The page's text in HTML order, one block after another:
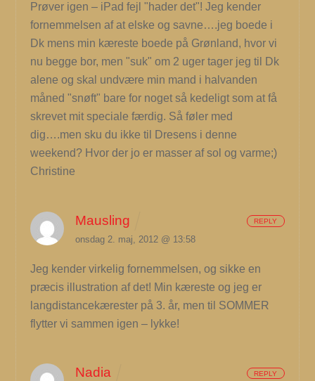
Prøver igen – iPad fejl "hader det"! Jeg kender
fornemmelsen af at elske og savne….jeg boede i
Dk mens min kæreste boede på Grønland, hvor vi
nu begge bor, men "suk" om 2 uger tager jeg til Dk
alene og skal undvære min mand i halvanden
måned "snøft" bare for noget så kedeligt som at få
skrevet mit speciale færdig. Så føler med
dig….men sku du ikke til Dresens i denne
weekend? Hvor der jo er masser af sol og varme;)
Christine
Mausling
onsdag 2. maj, 2012 @ 13:58
Jeg kender virkelig fornemmelsen, og sikke en
præcis illustration af det! Min kæreste og jeg er
langdistancekærester på 3. år, men til SOMMER
flytter vi sammen igen – lykke!
REPLY
Nadia REPLY